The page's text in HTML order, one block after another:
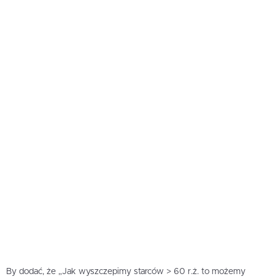
By dodać, że „Jak wyszczepimy starców > 60 r.ż. to możemy